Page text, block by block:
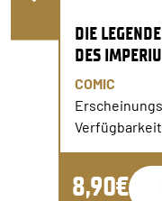
DIE
DES
COMIC
8,90€